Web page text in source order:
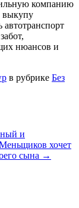
компанию
выкупу
автотранспорт
нюансов и
в рубрике Без
и
хочет
сына →